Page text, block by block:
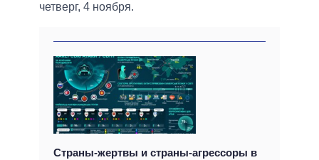
четверг, 4 ноября.
Страны-жертвы и страны-агрессоры в